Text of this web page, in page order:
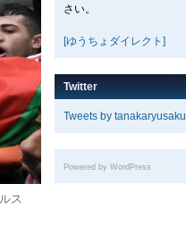
ルス
さい。
[ゆうちょダイレクト]
Twitter
Tweets by tanakaryusaku
Powered by WordPress